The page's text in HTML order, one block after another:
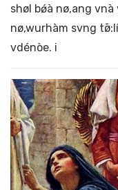
shøl bǿà nø,ang
nø,wurhàm svng
vdénòe. i